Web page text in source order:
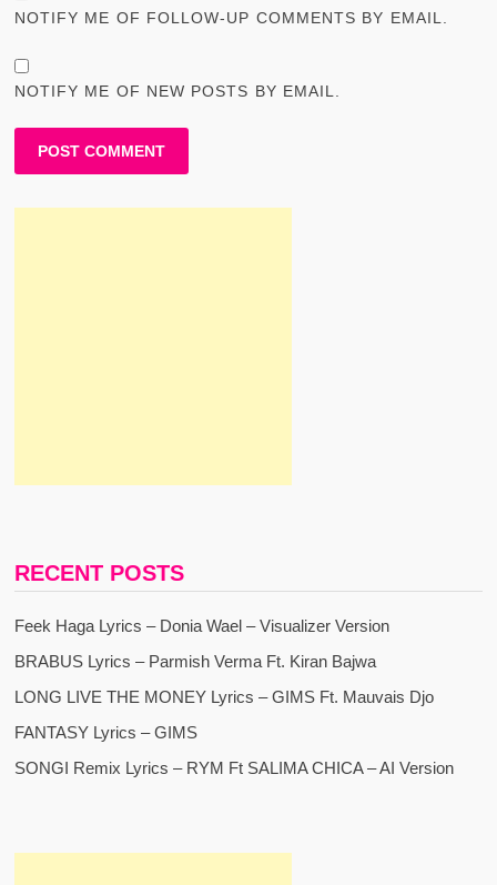
NOTIFY ME OF FOLLOW-UP COMMENTS BY EMAIL.
NOTIFY ME OF NEW POSTS BY EMAIL.
RECENT POSTS
Feek Haga Lyrics – Donia Wael – Visualizer Version
BRABUS Lyrics – Parmish Verma Ft. Kiran Bajwa
LONG LIVE THE MONEY Lyrics – GIMS Ft. Mauvais Djo
FANTASY Lyrics – GIMS
SONGI Remix Lyrics – RYM Ft SALIMA CHICA – AI Version